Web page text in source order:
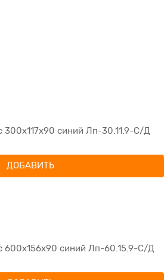
300х117х90 синий Лп-30.11.9-С/Д
ДОБАВИТЬ
600х156х90 синий Лп-60.15.9-С/Д